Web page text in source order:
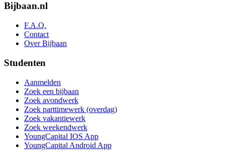
Bijbaan.nl
F.A.Q.
Contact
Over Bijbaan
Studenten
Aanmelden
Zoek een bijbaan
Zoek avondwerk
Zoek parttimewerk (overdag)
Zoek vakantiewerk
Zoek weekendwerk
YoungCapital IOS App
YoungCapital Android App